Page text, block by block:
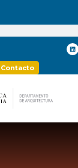
Contacto